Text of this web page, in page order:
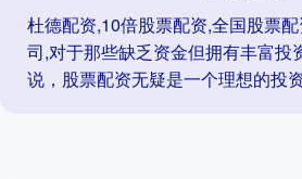
杜德配资,10倍股票配资,全国股票
司,对于那些缺乏资金但拥有丰富投
说，股票配资无疑是一个理想的投资